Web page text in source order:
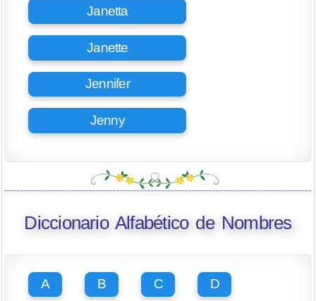
Janetta
Janette
Jennifer
Jenny
Diccionario Alfabético de Nombres
A B C D